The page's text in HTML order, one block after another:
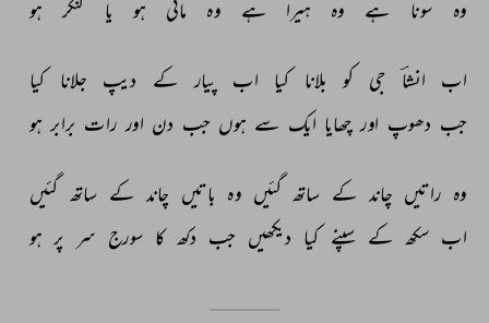
وہ
سونا ہے وہ ہیرا ہے وہ ماٹی ہو یا کنکر ہو
اب انشاؔ جی کو بلانا کیا اب پیار کے دیپ جلانا کیا
جب دھوپ اور چھایا ایک سے ہوں جب دن اور رات برابر ہو
وہ راتیں چاند کے ساتھ گئیں وہ باتیں چاند کے ساتھ گئیں
اب سکھ کے سپنے کیا دیکھیں جب دکھ کا سورج سر پر ہو